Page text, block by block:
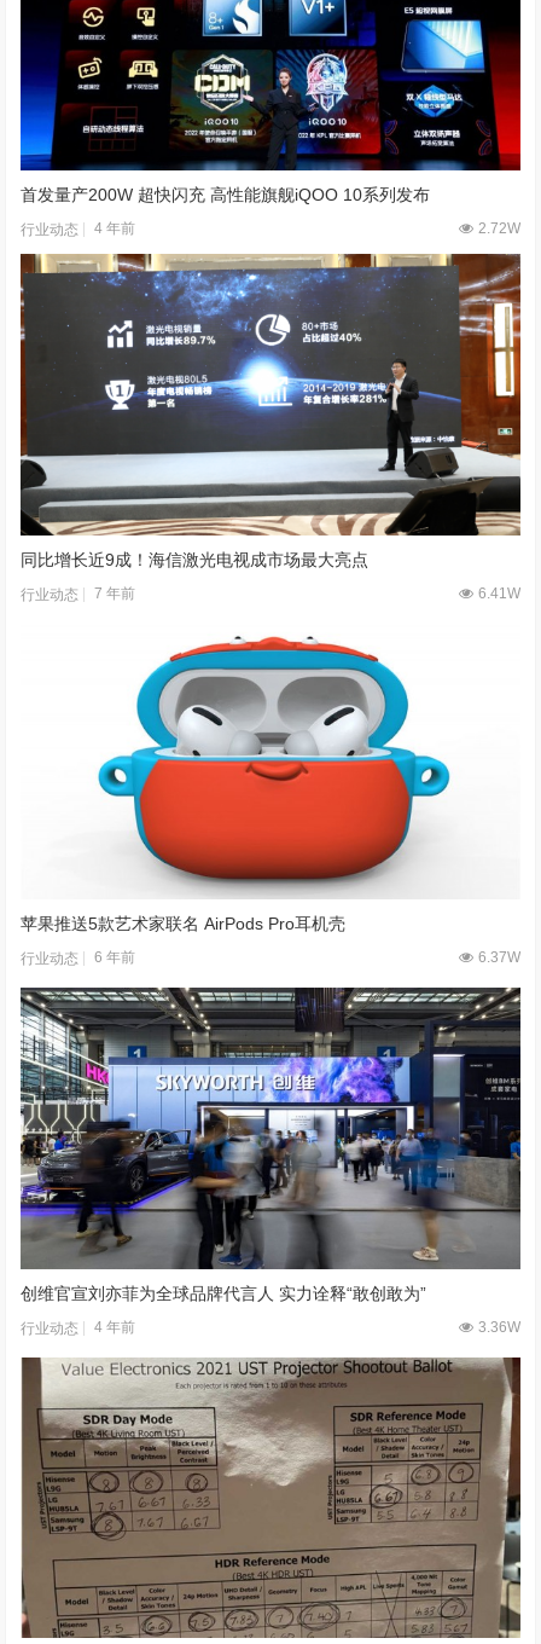
首发量产200W 超快闪充 高性能旗舰iQOO 10系列发布
行业动态 4 年前 2.72W
同比增长近9成！海信激光电视成市场最大亮点
行业动态 7 年前 6.41W
苹果推送5款艺术家联名 AirPods Pro耳机壳
行业动态 6 年前 6.37W
创维官宣刘亦菲为全球品牌代言人 实力诠释“敢创敢为”
行业动态 4 年前 3.36W